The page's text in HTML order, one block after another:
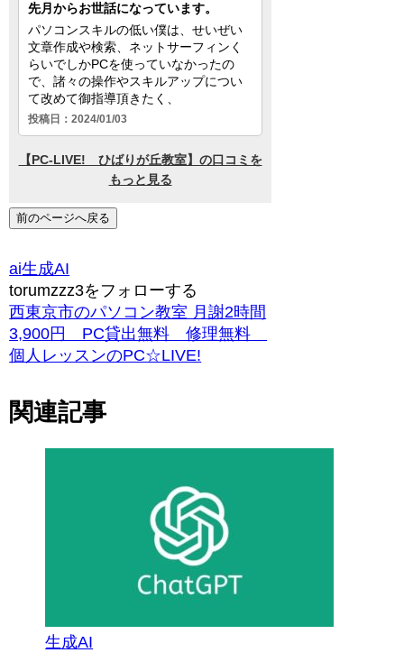
前のページへ戻る
ai生成AI
torumzzz3をフォローする
西東京市のパソコン教室 月謝2時間
3,900円 PC貸出無料 修理無料
個人レッスンのPC☆LIVE!
関連記事
生成AI